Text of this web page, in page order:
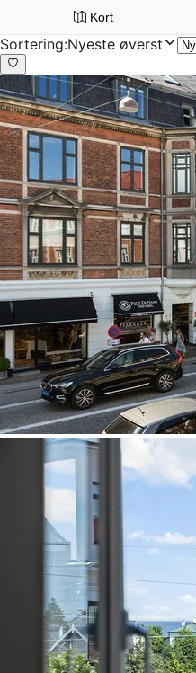
Kort
Sortering:Nyeste øverst